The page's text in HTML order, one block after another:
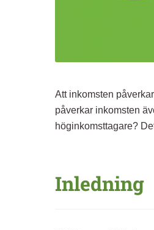
Att inkomsten
påverkar inkomsten
höginkomsttagare?
Inledning